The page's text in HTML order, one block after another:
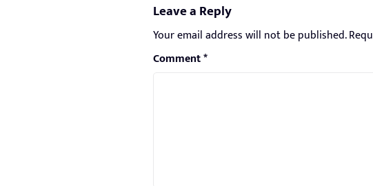
Leave a Reply
Your email address will not be published.
Comment*